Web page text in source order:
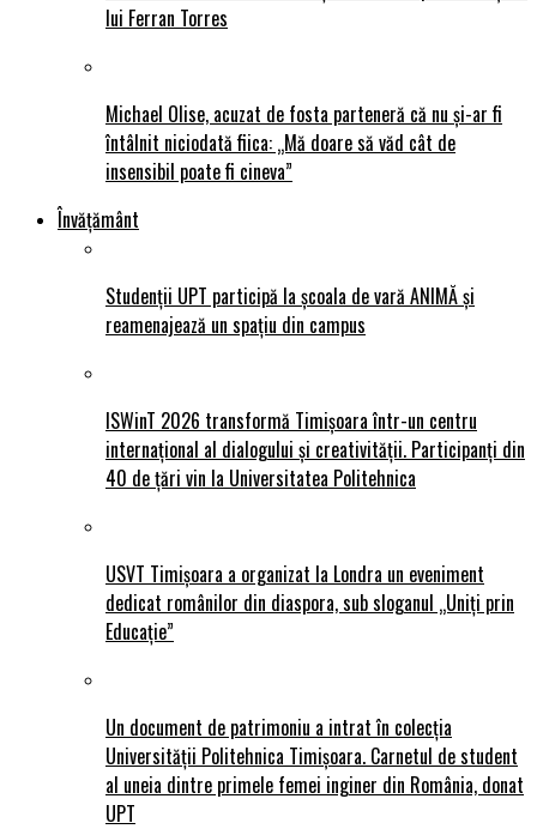
lui Ferran Torres
Michael Olise, acuzat de fosta parteneră că nu și-ar fi
întâlnit niciodată fiica: „Mă doare să văd cât de
insensibil poate fi cineva”
Învățământ
Studenții UPT participă la școala de vară ANIMĂ și
reamenajează un spațiu din campus
ISWinT 2026 transformă Timișoara într-un centru
internațional al dialogului și creativității. Participanți din
40 de țări vin la Universitatea Politehnica
USVT Timișoara a organizat la Londra un eveniment
dedicat românilor din diaspora, sub sloganul „Uniți prin
Educație”
Un document de patrimoniu a intrat în colecția
Universității Politehnica Timișoara. Carnetul de student
al uneia dintre primele femei inginer din România, donat
UPT